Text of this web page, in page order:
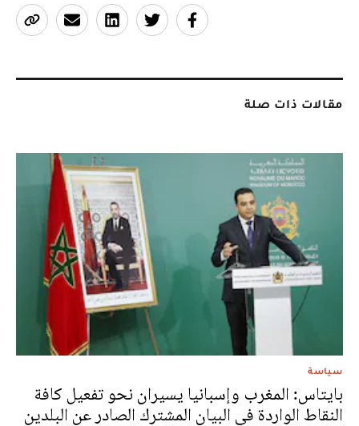
مقالات ذات صلة
سياسة
بايتاس: المغرب وإسبانيا يسيران نحو تفعيل كافة
النقاط الواردة في البيان المشترك الصادر عن البلدين